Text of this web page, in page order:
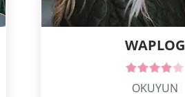
WAPLOG
OKUYUN